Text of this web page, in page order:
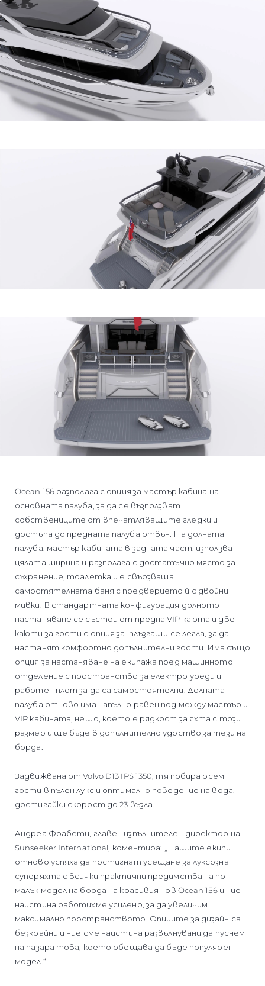
Ocean 156 разполага с опция за мастър кабина на
основната палуба, за да се възползват
собствениците от впечатляващите гледки и
достъпа до предната палуба отвън. На долната
палуба, мастър кабината в задната част, използва
цялата ширина и разполага с достатъчно място за
съхранение, тоалетка и е свързваща
самостятелната баня с предверието й с двойни
мивки. В стандартната конфигурация долното
настаняване се състои от предна VIP каюта и две
каюти за гости с опция за плъзгащи се легла, за да
настанят комфортно допълнителни гости. Има също
опция за настаняване на екипажа пред машинното
отделение с пространство за електро уреди и
работен плот за да са самостоятелни. Долната
палуба отново има напълно равен под между мастър и
VIP кабината, нещо, което е рядкост за яхта с този
размер и ще бъде в допълнително удоство за тези на
борда.
Задвижвана от Volvo D13 IPS 1350, тя побира осем
гости в пълен лукс и оптимално поведение на вода,
достигайки скорост до 23 възла.
Андреа Фрабети, главен изпълнителен директор на
Sunseeker International, коментира: „Нашите екипи
отново успяха да постигнат усещане за луксозна
суперяхта с всички практични предимства на по-
малък модел на борда на красивия нов Ocean 156 и ние
наистина работихме усилено, за да увеличим
максимално пространството. Опциите за дизайн са
безкрайни и ние сме наистина развълнувани да пуснем
на пазара това, което обещава да бъде популярен
модел.“